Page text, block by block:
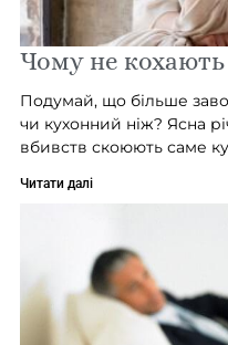
Чому не кохають
Подумай, що більше
чи кухонний ніж? Ясна
вбивств скоюють саме
Читати далі